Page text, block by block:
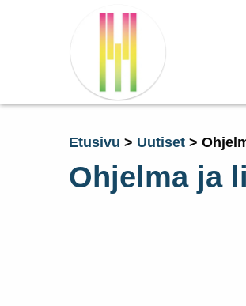
Etusivu > Uutiset >
Ohjelma ja